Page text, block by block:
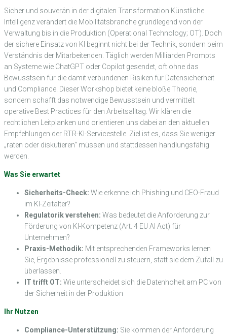
Sicher und souverän in der digitalen Transformation Künstliche
Intelligenz verändert die Mobilitätsbranche grundlegend von der
Verwaltung bis in die Produktion (Operational Technology; OT). Doch
der sichere Einsatz von KI beginnt nicht bei der Technik, sondern beim
Verständnis der Mitarbeitenden. Täglich werden Milliarden Prompts
an Systeme wie ChatGPT oder Copilot gesendet, oft ohne das
Bewusstsein für die damit verbundenen Risiken für Datensicherheit
und Compliance. Dieser Workshop bietet keine bloße Theorie,
sondern schafft das notwendige Bewusstsein und vermittelt
operative Best Practices für den Arbeitsalltag. Wir klären die
rechtlichen Leitplanken und orientieren uns dabei an den aktuellen
Empfehlungen der RTR-KI-Servicestelle. Ziel ist es, dass Sie weniger
„raten oder diskutieren“ müssen und stattdessen handlungsfähig
werden.
Was Sie erwartet
Sicherheits-Check: Wie erkenne ich Phishing und CEO-Fraud
im KI-Zeitalter?
Regulatorik verstehen: Was bedeutet die Anforderung zur
Förderung von KI-Kompetenz (Art. 4 EU AI Act) für
Unternehmen?
Praxis-Methodik: Mit entsprechenden Frameworks lernen
Sie, Ergebnisse professionell zu steuern, statt sie dem Zufall zu
überlassen.
IT trifft OT: Wie unterscheidet sich die Datenhoheit am PC von
der Sicherheit in der Produktion
Ihr Nutzen
Compliance-Unterstützung: Sie kommen der Anforderung